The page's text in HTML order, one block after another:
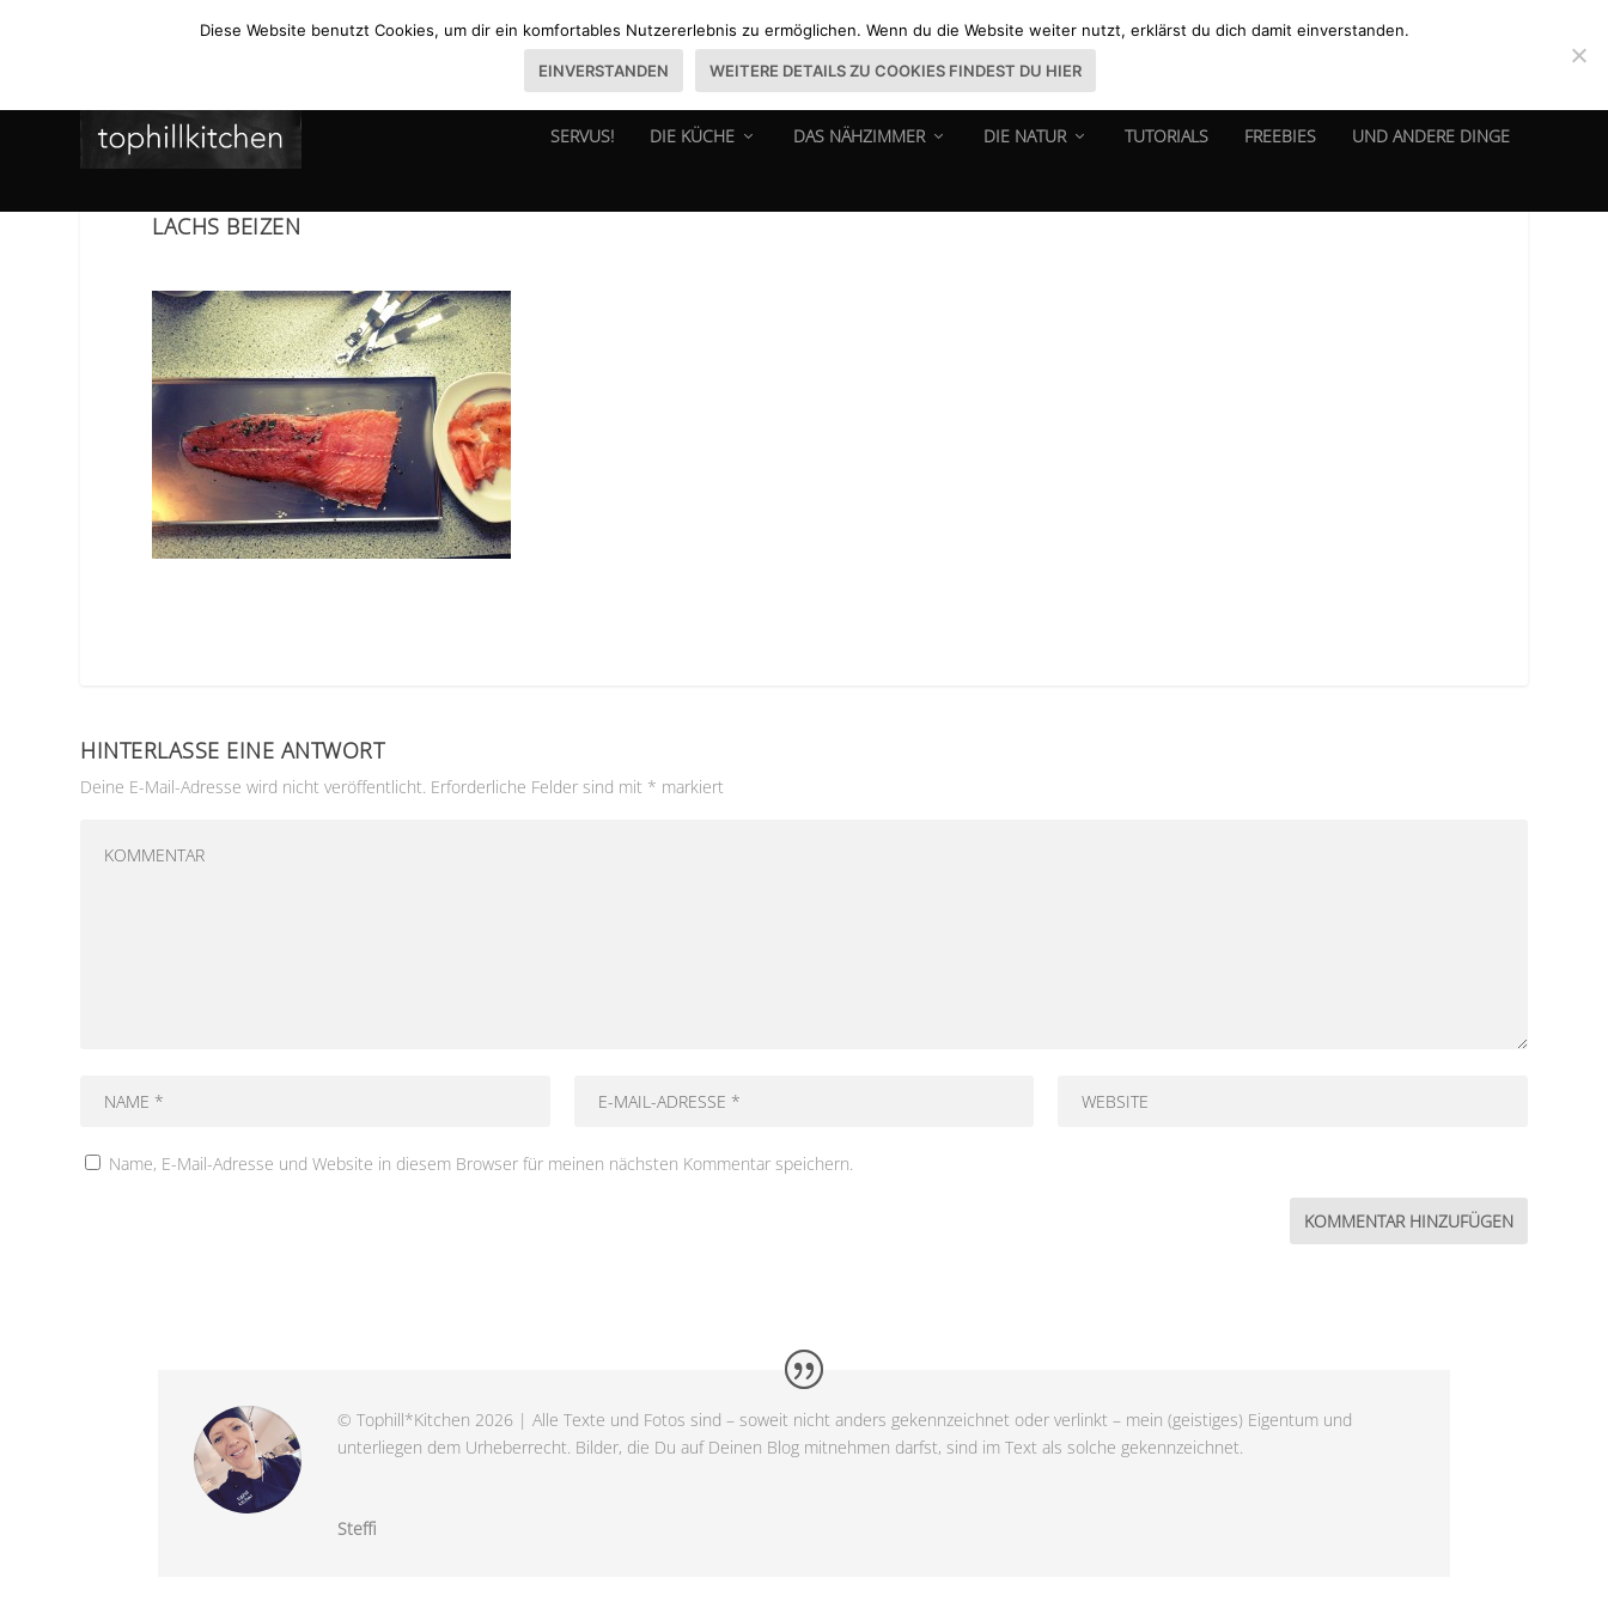
SERVUS! DIE KÜCHE DAS NÄHZIMMER DIE NATUR TUTORIALS FREEBIES UND ANDERE DINGE
LACHS BEIZEN
HINTERLASSE EINE ANTWORT
Deine E-Mail-Adresse wird nicht veröffentlicht. Erforderliche Felder sind mit * markiert
Name, E-Mail-Adresse und Website in diesem Browser für meinen nächsten Kommentar speichern.
© Tophill*Kitchen 2026 | Alle Texte und Fotos sind – soweit nicht anders gekennzeichnet oder verlinkt – mein (geistiges) Eigentum und
unterliegen dem Urheberrecht. Bilder, die Du auf Deinen Blog mitnehmen darfst, sind im Text als solche gekennzeichnet.
Steffi
Diese Website benutzt Cookies, um dir ein komfortables Nutzererlebnis zu ermöglichen. Wenn du die Website weiter nutzt, erklärst du dich damit einverstanden.
EINVERSTANDEN WEITERE DETAILS ZU COOKIES FINDEST DU HIER